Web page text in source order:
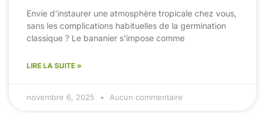
Envie d’instaurer une atmosphère tropicale chez vous,
sans les complications habituelles de la germination
classique ? Le bananier s’impose comme
LIRE LA SUITE »
novembre 6, 2025 Aucun commentaire